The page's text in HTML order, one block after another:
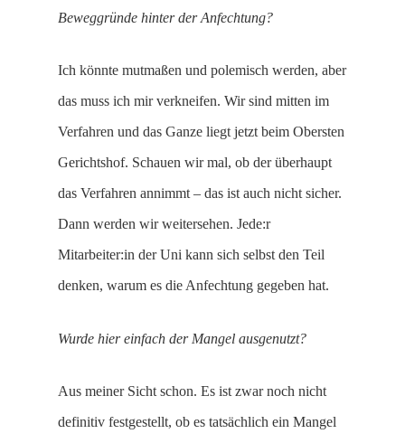
Beweggründe hinter der Anfechtung?
Ich könnte mutmaßen und polemisch werden, aber
das muss ich mir verkneifen. Wir sind mitten im
Verfahren und das Ganze liegt jetzt beim Obersten
Gerichtshof. Schauen wir mal, ob der überhaupt
das Verfahren annimmt – das ist auch nicht sicher.
Dann werden wir weitersehen. Jede:r
Mitarbeiter:in der Uni kann sich selbst den Teil
denken, warum es die Anfechtung gegeben hat.
Wurde hier einfach der Mangel ausgenutzt?
Aus meiner Sicht schon. Es ist zwar noch nicht
definitiv festgestellt, ob es tatsächlich ein Mangel